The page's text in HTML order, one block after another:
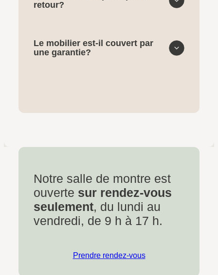
retour?
Le mobilier est-il couvert par
une garantie?
Notre salle de montre est
ouverte sur rendez-vous
seulement, du lundi au
vendredi, de 9 h à 17 h.
Prendre rendez-vous